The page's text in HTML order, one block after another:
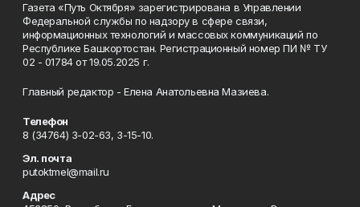
Газета «Путь Октября» зарегистрирована в Управлении
Федеральной службы по надзору в сфере связи,
информационных технологий и массовых коммуникаций по
Республике Башкортостан. Регистрационный номер ПИ № ТУ
02 - 01784 от 19.05.2025 г.
Главный редактор - Елена Анатольевна Мазиева.
Телефон
8 (34764) 3-02-63, 3-15-10.
Эл. почта
putoktmel@mail.ru
Адрес